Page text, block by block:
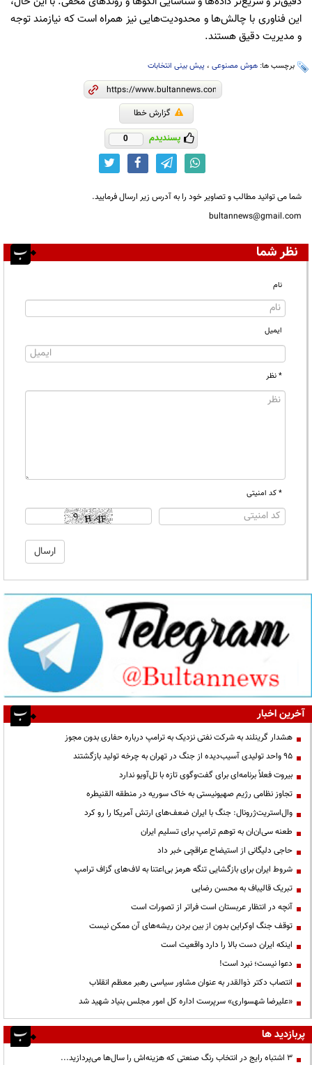
این فناوری با چالش‌ها و محدودیت‌هایی نیز همراه است که نیازمند توجه
و مدیریت دقیق هستند.
برچسب ها: هوش مصنوعی ، پیش بینی انتخابات
گزارش خطا
پسندیدم 0
شما می توانید مطالب و تصاویر خود را به آدرس زیر ارسال فرمایید.
bultannews@gmail.com
نظر شما
نام
ایمیل
* نظر
* کد امنیتی
آخرین اخبار
هشدار گرینلند به شرکت نفتی نزدیک به ترامپ درباره حفاری بدون مجوز
95 واحد تولیدی آسیب‌دیده از جنگ در تهران به چرخه تولید بازگشتند
بیروت فعلاً برنامه‌ای برای گفت‌وگوی تازه با تل‌آویو ندارد
تجاوز نظامی رژیم صهیونیستی به خاک سوریه در منطقه القنیطره
وال‌استریت‌ژرونال: جنگ با ایران ضعف‌های ارتش آمریکا را رو کرد
طعنه سی‌ان‌ان به توهم ترامپ برای تسلیم ایران
حاجی دلیگانی از استیضاح عراقچی خبر داد
شروط ایران برای بازگشایی تنگه هرمز بی‌اعتنا به لاف‌های گزاف ترامپ
تبریک قالیباف به محسن رضایی
آنچه در انتظار عربستان است فراتر از تصورات است
توقف جنگ اوکراین بدون از بین بردن ریشه‌های آن ممکن نیست
اینکه ایران دست بالا را دارد واقعیت است
دعوا نیست؛ نبرد است!
انتصاب دکتر ذوالقدر به عنوان مشاور سیاسی رهبر معظم انقلاب
«علیرضا شهسواری» سرپرست اداره کل امور مجلس بنیاد شهید شد
پربازدید ها
3 اشتباه رایج در انتخاب رنگ صنعتی که هزینه‌اش را سال‌ها می‌پردازید...